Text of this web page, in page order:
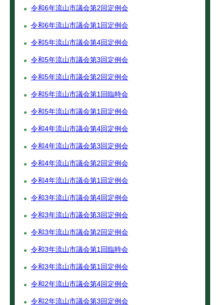
令和6年流山市議会第2回定例会
令和6年流山市議会第1回定例会
令和5年流山市議会第4回定例会
令和5年流山市議会第3回定例会
令和5年流山市議会第2回定例会
令和5年流山市議会第1回臨時会
令和5年流山市議会第1回定例会
令和4年流山市議会第4回定例会
令和4年流山市議会第3回定例会
令和4年流山市議会第2回定例会
令和4年流山市議会第1回定例会
令和3年流山市議会第4回定例会
令和3年流山市議会第3回定例会
令和3年流山市議会第2回定例会
令和3年流山市議会第1回臨時会
令和3年流山市議会第1回定例会
令和2年流山市議会第4回定例会
令和2年流山市議会第3回定例会